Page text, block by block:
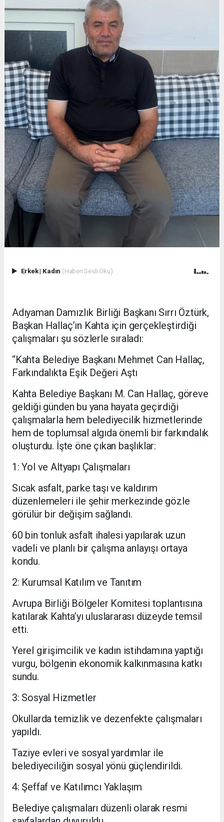
Erkek| Kadın (Haberi Sesli Oku)
Adıyaman Damızlık Birliği Başkanı Sırrı Öztürk,
Başkan Hallaç’ın Kahta için gerçekleştirdiği
çalışmaları şu sözlerle sıraladı:
“Kahta Belediye Başkanı Mehmet Can Hallaç,
Farkındalıkta Eşik Değeri Aştı
Kahta Belediye Başkanı M. Can Hallaç, göreve
geldiği günden bu yana hayata geçirdiği
çalışmalarla hem belediyecilik hizmetlerinde
hem de toplumsal algıda önemli bir farkındalık
oluşturdu. İşte öne çıkan başlıklar:
1: Yol ve Altyapı Çalışmaları
Sıcak asfalt, parke taşı ve kaldırım
düzenlemeleri ile şehir merkezinde gözle
görülür bir değişim sağlandı.
60 bin tonluk asfalt ihalesi yapılarak uzun
vadeli ve planlı bir çalışma anlayışı ortaya
kondu.
2: Kurumsal Katılım ve Tanıtım
Avrupa Birliği Bölgeler Komitesi toplantısına
katılarak Kahta’yı uluslararası düzeyde temsil
etti.
Yerel girişimcilik ve kadın istihdamına yaptığı
vurgu, bölgenin ekonomik kalkınmasına katkı
sundu.
3: Sosyal Hizmetler
Okullarda temizlik ve dezenfekte çalışmaları
yapıldı.
Taziye evleri ve sosyal yardımlar ile
belediyeciliğin sosyal yönü güçlendirildi.
4: Şeffaf ve Katılımcı Yaklaşım
Belediye çalışmaları düzenli olarak resmi